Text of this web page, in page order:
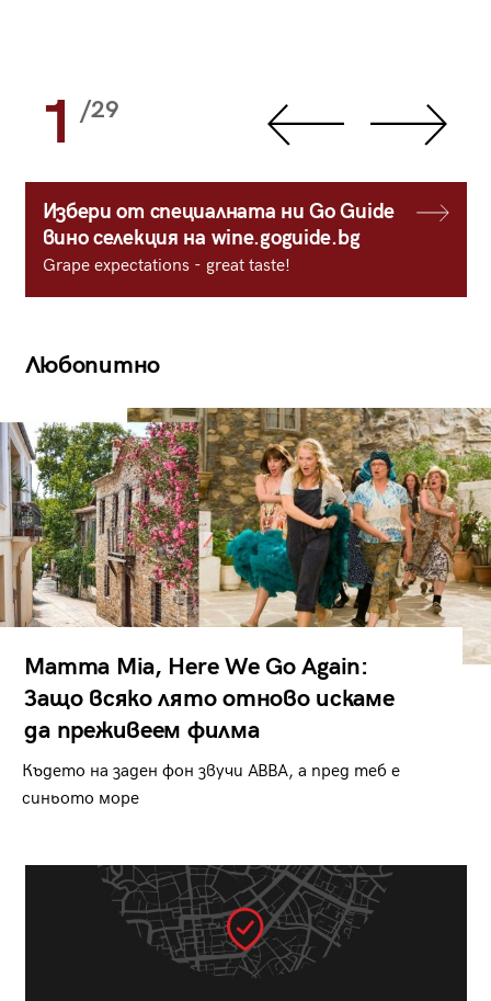
1 /29
Избери от специалната ни Go Guide
вино селекция на wine.goguide.bg
Grape expectations - great taste!
Любопитно
Mamma Mia, Here We Go Again:
Защо всяко лято отново искаме
да преживеем филма
Където на заден фон звучи ABBA, а пред теб е
синьото море